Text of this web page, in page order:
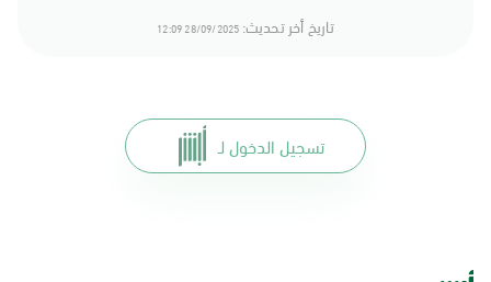
تاريخ أخر تحديث: 28/09/2025 12:09
تسجيل الدخول لـ